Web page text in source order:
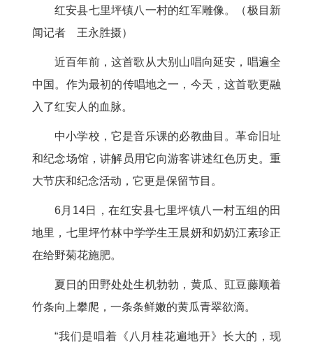
红安县七里坪镇八一村的红军雕像。（极目新
闻记者 王永胜摄）
近百年前，这首歌从大别山唱向延安，唱遍全
中国。作为最初的传唱地之一，今天，这首歌更融
入了红安人的血脉。
中小学校，它是音乐课的必教曲目。革命旧址
和纪念场馆，讲解员用它向游客讲述红色历史。重
大节庆和纪念活动，它更是保留节目。
6月14日，在红安县七里坪镇八一村五组的田
地里，七里坪竹林中学学生王晨妍和奶奶江素珍正
在给野菊花施肥。
夏日的田野处处生机勃勃，黄瓜、豇豆藤顺着
竹条向上攀爬，一条条鲜嫩的黄瓜青翠欲滴。
“我们是唱着《八月桂花遍地开》长大的，现